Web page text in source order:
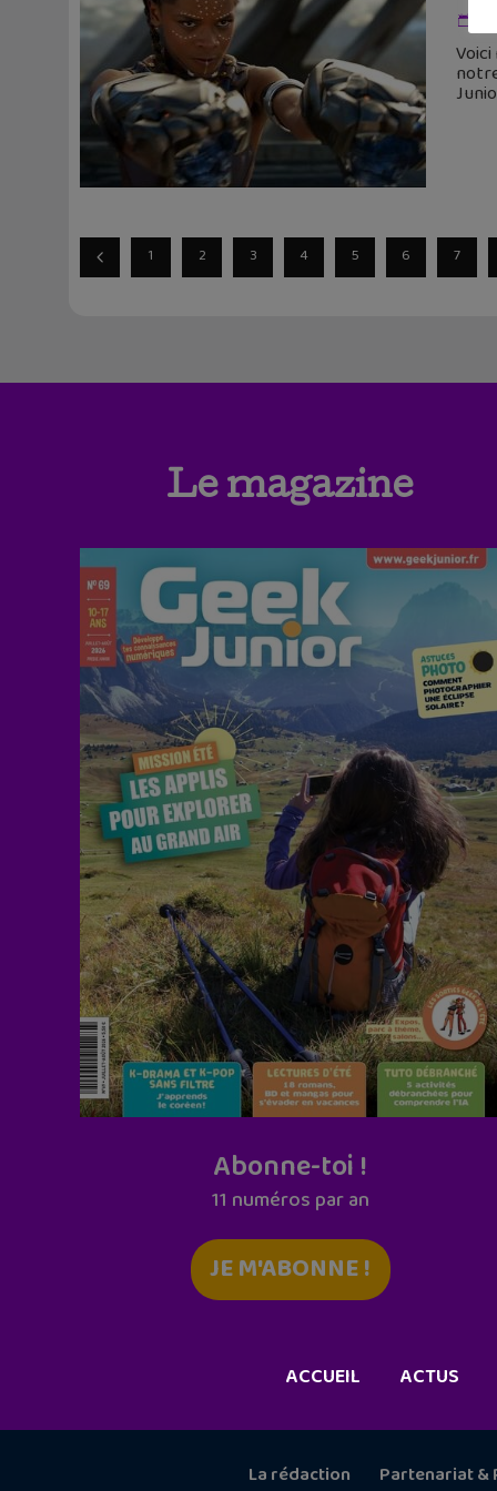
1 2 3 4 5 6 7
Le magazine
Abonne-toi !
11 numéros par an
JE M'ABONNE !
ACCUEIL ACTUS
La rédaction Partenariat &